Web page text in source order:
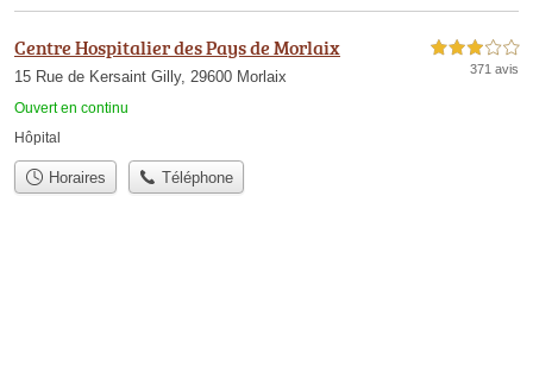
Centre Hospitalier des Pays de Morlaix
15 Rue de Kersaint Gilly, 29600 Morlaix
Ouvert en continu
3,0 étoiles sur 5
371 avis
Hôpital
Horaires Téléphone